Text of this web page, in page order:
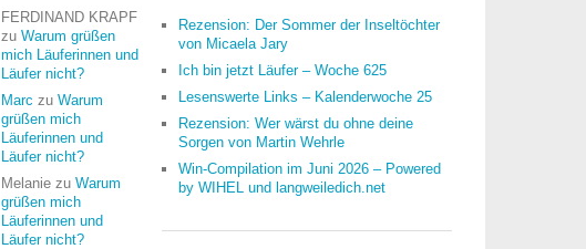
FERDINAND KRAPF
zu Warum grüßen
mich Läuferinnen und
Läufer nicht?
Marc zu Warum
grüßen mich
Läuferinnen und
Läufer nicht?
Melaniezu Warum
grüßen mich
Läuferinnen und
Läufer nicht?
Rezension: Der Sommer der Inseltöchter
von Micaela Jary
Ich bin jetzt Läufer – Woche 625
Lesenswerte Links – Kalenderwoche 25
Rezension: Wer wärst du ohne deine
Sorgen von Martin Wehrle
Win-Compilation im Juni 2026 – Powered
by WIHEL und langweiledich.net